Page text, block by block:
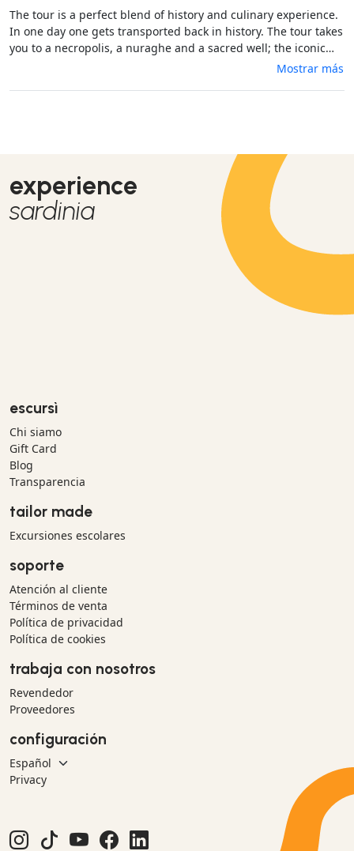
The tour is a perfect blend of history and culinary experience.
In one day one gets transported back in history. The tour takes
you to a necropolis, a nuraghe and a sacred well; the iconic
landmarks of Sardinia. And this is topped by a lunch made of
Mostrar más
experience
sardinia
escursì
Chi siamo
Gift Card
Blog
Transparencia
tailor made
Excursiones escolares
soporte
Atención al cliente
Términos de venta
Política de privacidad
Política de cookies
trabaja con nosotros
Revendedor
Proveedores
configuración
Privacy